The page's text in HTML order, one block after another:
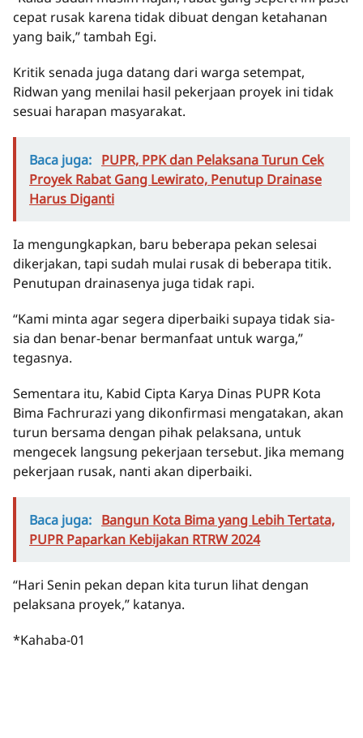
cepat rusak karena tidak dibuat dengan ketahanan
yang baik,” tambah Egi.
Kritik senada juga datang dari warga setempat,
Ridwan yang menilai hasil pekerjaan proyek ini tidak
sesuai harapan masyarakat.
Baca juga: PUPR, PPK dan Pelaksana Turun Cek
Proyek Rabat Gang Lewirato, Penutup Drainase
Harus Diganti
Ia mengungkapkan, baru beberapa pekan selesai
dikerjakan, tapi sudah mulai rusak di beberapa titik.
Penutupan drainasenya juga tidak rapi.
“Kami minta agar segera diperbaiki supaya tidak sia-
sia dan benar-benar bermanfaat untuk warga,”
tegasnya.
Sementara itu, Kabid Cipta Karya Dinas PUPR Kota
Bima Fachrurazi yang dikonfirmasi mengatakan, akan
turun bersama dengan pihak pelaksana, untuk
mengecek langsung pekerjaan tersebut. Jika memang
pekerjaan rusak, nanti akan diperbaiki.
Baca juga: Bangun Kota Bima yang Lebih Tertata,
PUPR Paparkan Kebijakan RTRW 2024
“Hari Senin pekan depan kita turun lihat dengan
pelaksana proyek,” katanya.
*Kahaba-01